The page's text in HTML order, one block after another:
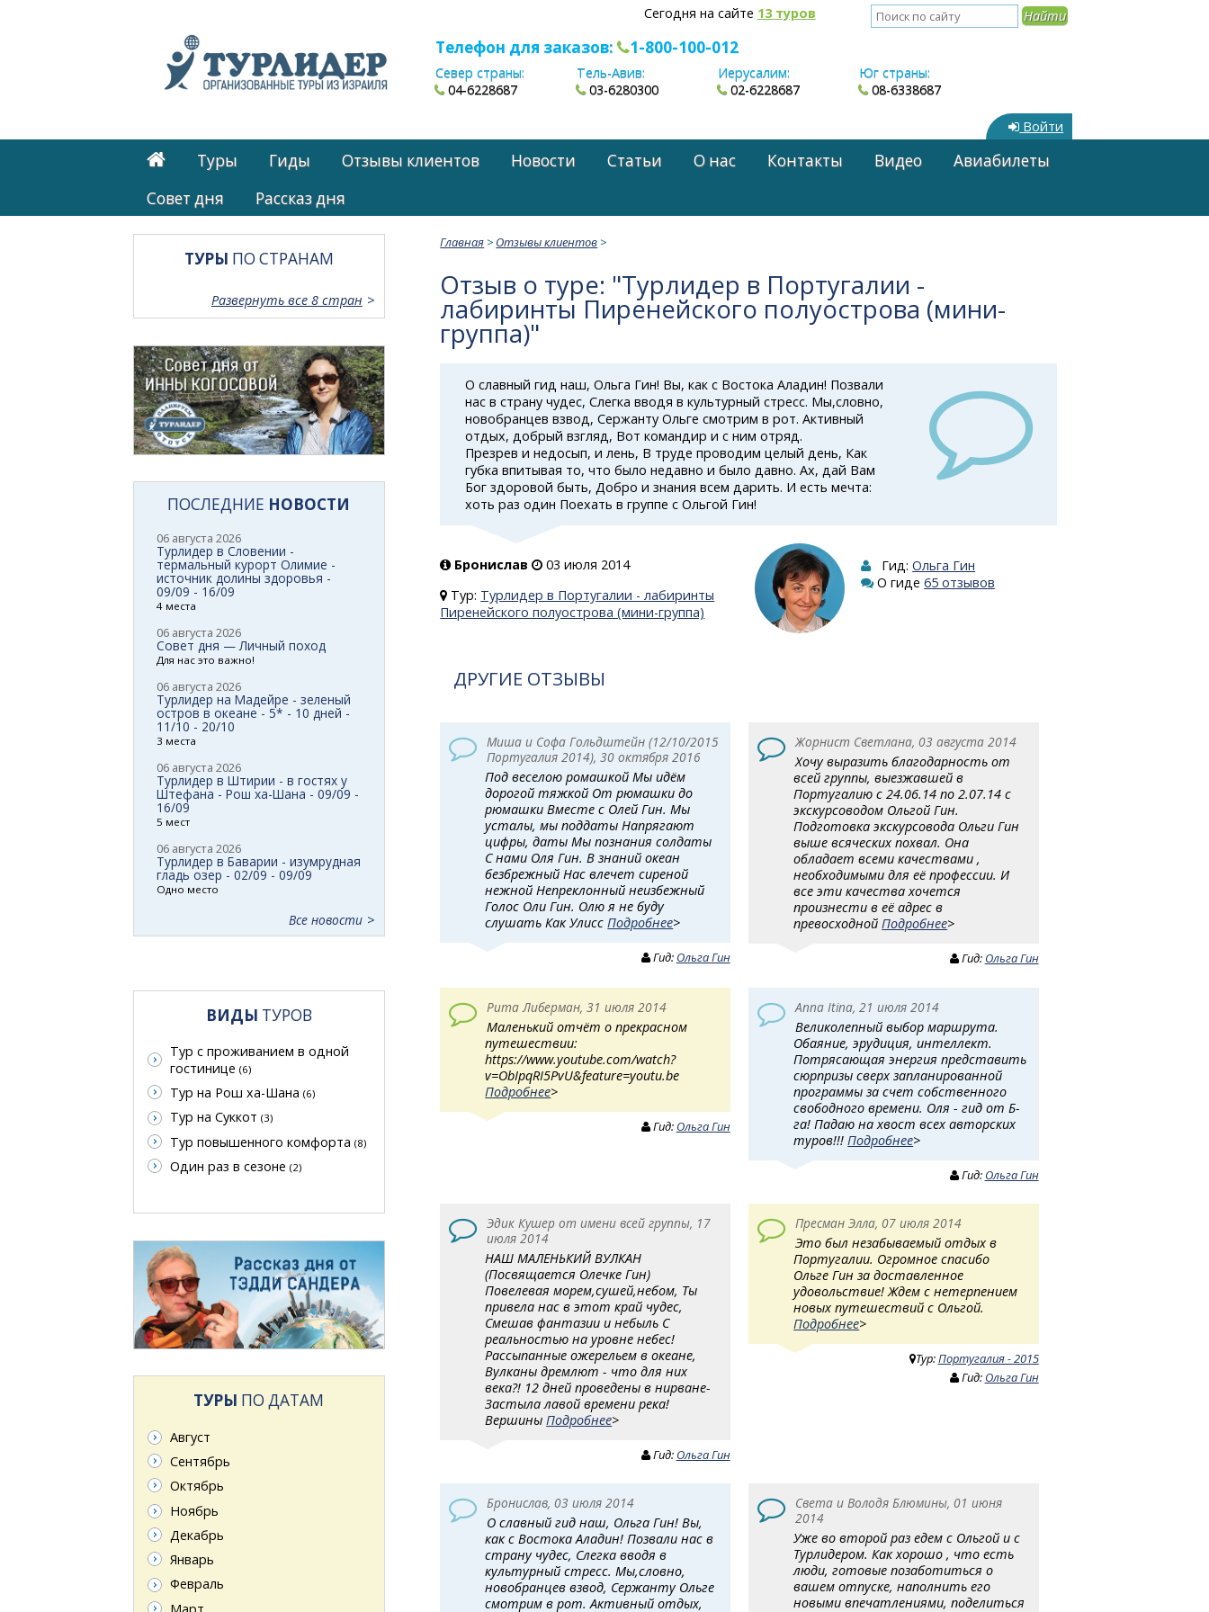
Сегодня на сайте 13 туров
Телефон для заказов: 1-800-100-012
Север страны:
04-6228687
Тель-Авив:
03-6280300
Иерусалим:
02-6228687
Юг страны:
08-6338687
Войти
Туры Гиды Отзывы клиентов Новости Статьи О нас Контакты Видео
Авиабилеты
Cовет дня
Рассказ дня
Главная > Отзывы клиентов >
Отзыв о туре: "Турлидер в Португалии -
лабиринты Пиренейского полуострова (мини-
группа)"
О славный гид наш, Ольга Гин! Вы, как с Востока Аладин! Позвали
нас в страну чудес, Слегка вводя в культурный стресс. Мы,словно,
новобранцев взвод, Сержанту Ольге смотрим в рот. Активный
отдых, добрый взгляд, Вот командир и с ним отряд.
Презрев и недосып, и лень, В труде проводим целый день, Как
губка впитывая то, что было недавно и было давно. Ах, дай Вам
Бог здоровой быть, Добро и знания всем дарить. И есть мечта:
хоть раз один Поехать в группе с Ольгой Гин!
Бронислав
03 июля 2014
Тур: Турлидер в Португалии - лабиринты
Пиренейского полуострова (мини-группа)
Гид:Ольга Гин
О гиде65 отзывов
ДРУГИЕ ОТЗЫВЫ
Миша и Софа Гольдштейн (12/10/2015
Португалия 2014), 30 октября 2016
Под веселою ромашкой Мы идём
дорогой тяжкой От рюмашки до
рюмашки Вместе с Олей Гин. Мы
усталы, мы поддаты Напрягают
цифры, даты Мы познания солдаты
С нами Оля Гин. В знаний океан
безбрежный Нас влечет сиреной
нежной Непреклонный неизбежный
Голос Оли Гин. Олю я не буду
слушать Как УлиссПодробнее>
Гид: Ольга Гин
Жорнист Светлана, 03 августа 2014
Хочу выразить благодарность от
всей группы, выезжавшей в
Португалию с 24.06.14 по 2.07.14 с
экскурсоводом Ольгой Гин.
Подготовка экскурсовода Ольги Гин
выше всяческих похвал. Она
обладает всеми качествами ,
необходимыми для её профессии. И
все эти качества хочется
произнести в её адрес в
превосходнойПодробнее>
Гид: Ольга Гин
Рита Либерман, 31 июля 2014
Маленький отчёт о прекрасном
путешествии:
https://www.youtube.com/watch?
v=ObIpqRI5PvU&feature=youtu.be
Подробнее>
Гид: Ольга Гин
Anna Itina, 21 июля 2014
Великолепный выбор маршрута.
Обаяние, эрудиция, интеллект.
Потрясающая энергия представить
сюрпризы сверх запланированной
программы за счет собственного
свободного времени. Оля - гид от Б-
га! Падаю на хвост всех авторских
туров!!! Подробнее>
Гид: Ольга Гин
Эдик Кушер от имени всей группы, 17
июля 2014
НАШ МАЛЕНЬКИЙ ВУЛКАН
(Посвящается Олечке Гин)
Повелевая морем,сушей,небом, Ты
привела нас в этот край чудес,
Смешав фантазии и небыль С
реальностью на уровне небес!
Рассыпанные ожерельем в океане,
Вулканы дремлют - что для них
века?! 12 дней проведены в нирване-
Застыла лавой времени река!
ВершиныПодробнее>
Гид: Ольга Гин
Пресман Элла, 07 июля 2014
Это был незабываемый отдых в
Португалии. Огромное спасибо
Ольге Гин за доставленное
удовольствие! Ждем с нетерпением
новых путешествий с Ольгой.
Подробнее>
Тур:Португалия - 2015
Гид: Ольга Гин
Бронислав, 03 июля 2014
О славный гид наш, Ольга Гин! Вы,
как с Востока Аладин! Позвали нас в
страну чудес, Слегка вводя в
культурный стресс. Мы,словно,
новобранцев взвод, Сержанту Ольге
смотрим в рот. Активный отдых,
Света и Володя Блюмины, 01 июня
2014
Уже во второй раз едем с Ольгой и с
Турлидером. Как хорошо , что есть
люди, готовые позаботиться о
вашем отпуске, наполнить его
новыми впечатлениями, поделиться
ТУРЫ ПО СТРАНАМ
Развернуть все 8 стран
ПОСЛЕДНИЕ НОВОСТИ
06 августа 2026
Турлидер в Словении -
термальный курорт Олимие -
источник долины здоровья -
09/09 - 16/09
4 места
06 августа 2026
Совет дня — Личный поход
Для нас это важно!
06 августа 2026
Турлидер на Мадейре - зеленый
остров в океане - 5* - 10 дней -
11/10 - 20/10
3 места
06 августа 2026
Турлидер в Штирии - в гостях у
Штефана - Рош ха-Шана - 09/09 -
16/09
5 мест
06 августа 2026
Турлидер в Баварии - изумрудная
гладь озер - 02/09 - 09/09
Одно место
Все новости
ВИДЫ ТУРОВ
Тур с проживанием в одной
гостинице (6)
Тур на Рош ха-Шана (6)
Тур на Суккот (3)
Тур повышенного комфорта (8)
Один раз в сезоне (2)
ТУРЫ ПО ДАТАМ
Август
Сентябрь
Октябрь
Ноябрь
Декабрь
Январь
Февраль